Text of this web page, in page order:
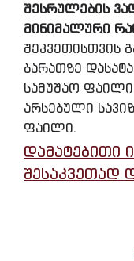
შესრულების
მინიმალური
შეკვეთისთვის
ბარათზე
სამუშაო ფაილი
არსებული
ფაილი.
დამატებითი
შესაკვეთად